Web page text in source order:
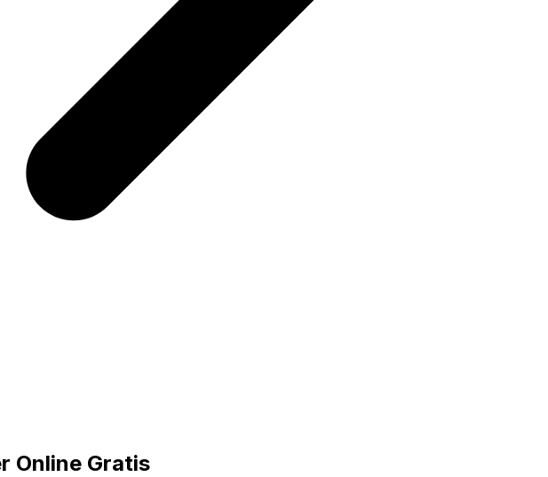
Online Gratis